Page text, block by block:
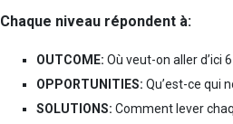
Chaque niveau répondent à:
OUTCOME: Où veut-on aller d’ici
OPPORTUNITIES: Qu’est-ce qui
SOLUTIONS: Comment lever